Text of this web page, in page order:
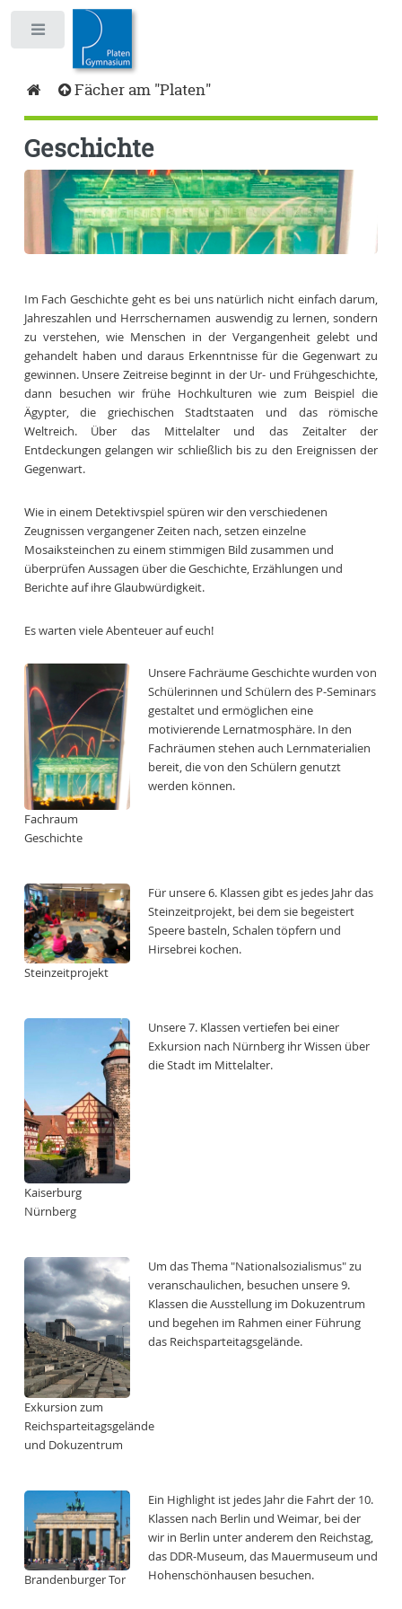
Fächer am "Platen"
Geschichte
Im Fach Geschichte geht es bei uns natürlich nicht einfach darum,
Jahreszahlen und Herrschernamen auswendig zu lernen, sondern
zu verstehen, wie Menschen in der Vergangenheit gelebt und
gehandelt haben und daraus Erkenntnisse für die Gegenwart zu
gewinnen. Unsere Zeitreise beginnt in der Ur- und Frühgeschichte,
dann besuchen wir frühe Hochkulturen wie zum Beispiel die
Ägypter, die griechischen Stadtstaaten und das römische
Weltreich. Über das Mittelalter und das Zeitalter der
Entdeckungen gelangen wir schließlich bis zu den Ereignissen der
Gegenwart.
Wie in einem Detektivspiel spüren wir den verschiedenen
Zeugnissen vergangener Zeiten nach, setzen einzelne
Mosaiksteinchen zu einem stimmigen Bild zusammen und
überprüfen Aussagen über die Geschichte, Erzählungen und
Berichte auf ihre Glaubwürdigkeit.
Es warten viele Abenteuer auf euch!
Fachraum
Geschichte
Unsere Fachräume Geschichte wurden von
Schülerinnen und Schülern des P-Seminars
gestaltet und ermöglichen eine
motivierende Lernatmosphäre. In den
Fachräumen stehen auch Lernmaterialien
bereit, die von den Schülern genutzt
werden können.
Steinzeitprojekt
Für unsere 6. Klassen gibt es jedes Jahr das
Steinzeitprojekt, bei dem sie begeistert
Speere basteln, Schalen töpfern und
Hirsebrei kochen.
Kaiserburg
Nürnberg
Unsere 7. Klassen vertiefen bei einer
Exkursion nach Nürnberg ihr Wissen über
die Stadt im Mittelalter.
Exkursion zum
Reichsparteitagsgelände
und Dokuzentrum
Um das Thema "Nationalsozialismus" zu
veranschaulichen, besuchen unsere 9.
Klassen die Ausstellung im Dokuzentrum
und begehen im Rahmen einer Führung
das Reichsparteitagsgelände.
Brandenburger Tor
Ein Highlight ist jedes Jahr die Fahrt der 10.
Klassen nach Berlin und Weimar, bei der
wir in Berlin unter anderem den Reichstag,
das DDR-Museum, das Mauermuseum und
Hohenschönhausen besuchen.
Toggle